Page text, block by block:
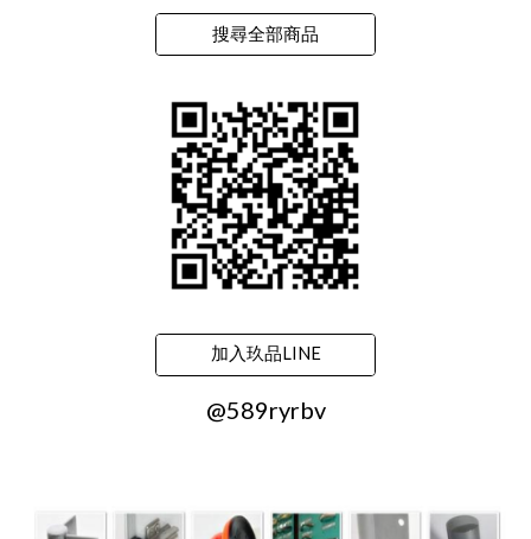
搜尋全部商品
加入玖品LINE
@589ryrbv